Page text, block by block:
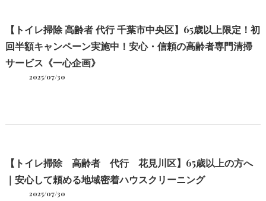
【トイレ掃除 高齢者 代行 千葉市中央区】65歳以上限定！初
回半額キャンペーン実施中！安心・信頼の高齢者専門清掃
サービス《一心企画》
2025/07/30
【トイレ掃除 高齢者 代行 花見川区】65歳以上の方へ
｜安心して頼める地域密着ハウスクリーニング
2025/07/30